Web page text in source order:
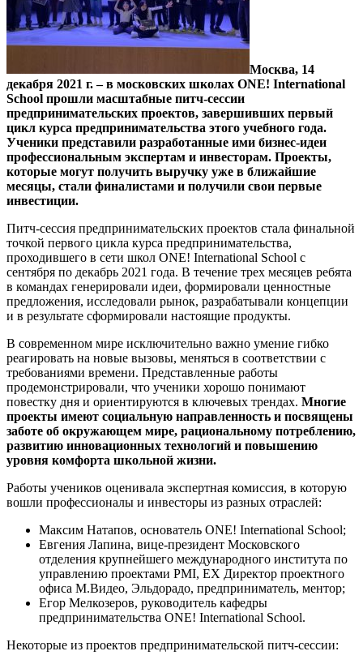
Москва, 14
декабря 2021 г. – в московских школах ONE! International
School прошли масштабные питч-сессии
предпринимательских проектов, завершивших первый
цикл курса предпринимательства этого учебного года.
Ученики представили разработанные ими бизнес-идеи
профессиональным экспертам и инвесторам. Проекты,
которые могут получить выручку уже в ближайшие
месяцы, стали финалистами и получили свои первые
инвестиции.
Питч-сессия предпринимательских проектов стала финальной
точкой первого цикла курса предпринимательства,
проходившего в сети школ ONE! International School с
сентября по декабрь 2021 года. В течение трех месяцев ребята
в командах генерировали идеи, формировали ценностные
предложения, исследовали рынок, разрабатывали концепции
и в результате сформировали настоящие продукты.
В современном мире исключительно важно умение гибко
реагировать на новые вызовы, меняться в соответствии с
требованиями времени. Представленные работы
продемонстрировали, что ученики хорошо понимают
повестку дня и ориентируются в ключевых трендах. Многие
проекты имеют социальную направленность и посвящены
заботе об окружающем мире, рациональному потреблению,
развитию инновационных технологий и повышению
уровня комфорта школьной жизни.
Работы учеников оценивала экспертная комиссия, в которую
вошли профессионалы и инвесторы из разных отраслей:
Максим Натапов, основатель ONE! International School;
Евгения Лапина, вице-президент Московского
отделения крупнейшего международного института по
управлению проектами PMI, EX Директор проектного
офиса М.Видео, Эльдорадо, предприниматель, ментор;
Егор Мелкозеров, руководитель кафедры
предпринимательства ONE! International School.
Некоторые из проектов предпринимательской питч-сессии: